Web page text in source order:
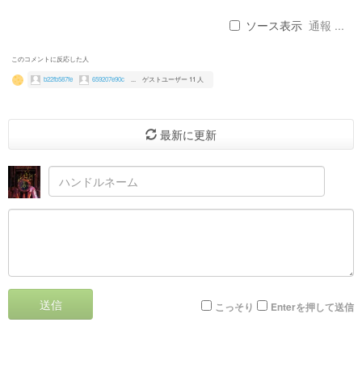
ソース表示 通報 ...
このコメントに反応した人
b22fb587fe 659207e90c ゲストユーザー 11 人
最新に更新
送信 こっそり Enterを押して送信